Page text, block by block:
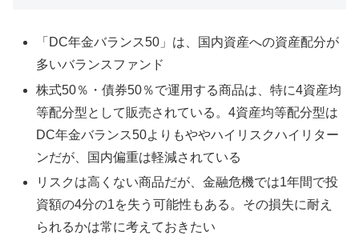
「DC年金バランス50」は、国内資産への資産配分が
多いバランスファンド
株式50％・債券50％で運用する商品は、特に4資産均
等配分型として販売されている。4資産均等配分型は
DC年金バランス50よりもややハイリスクハイリター
ンだが、国内偏重は軽減されている
リスクは高くない商品だが、金融危機では1年間で投
資額の4分の1を失う可能性もある。その損失に耐え
られるかは常に考えておきたい